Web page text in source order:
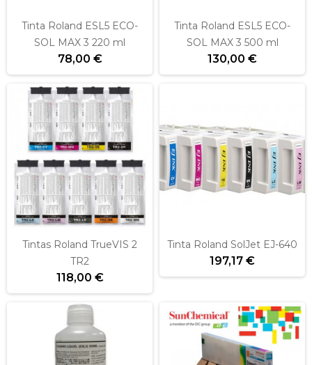
Tinta Roland ESL5 ECO-
SOL MAX 3 220 ml
78,00 €
Tinta Roland ESL5 ECO-
SOL MAX 3 500 ml
130,00 €
Tintas Roland TrueVIS 2
TR2
118,00 €
Tinta Roland SolJet EJ-640
197,17 €